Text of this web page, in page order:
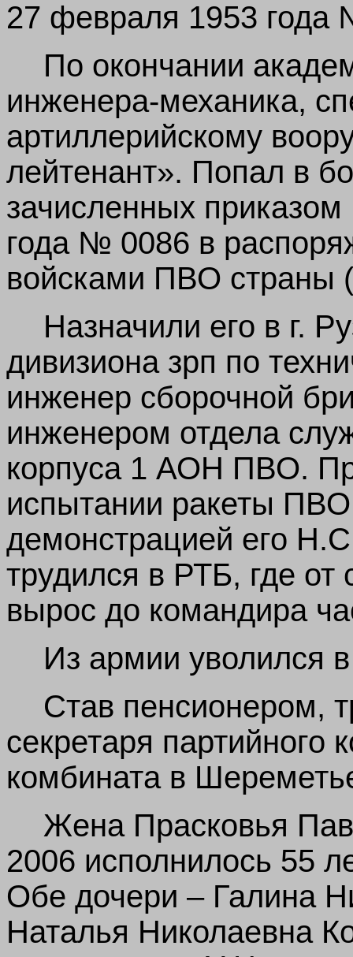
27 февраля 1953 года
По окончании
инженера-механика,
артиллерийскому
лейтенант». Попал в
зачисленных
года № 0086 в
войсками ПВО страны
Назначили его в г.
дивизиона зрп по
инженер сборочной
инженером отдела
корпуса 1 АОН ПВО.
испытании ракеты
демонстрацией его
трудился в РТБ, где
вырос до командира
Из армии уволился
Став пенсионером,
секретаря партийного
комбината в
Жена Прасковья
2006 исполнилось 55
Обе дочери – Галина
Наталья Николаевна